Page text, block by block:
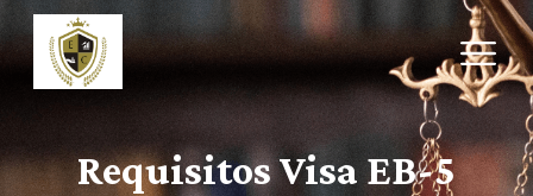
Requisitos Visa EB-5